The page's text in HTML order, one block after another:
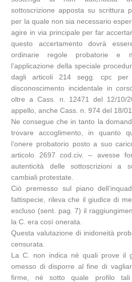
sottoscrizione apposta su scrittura
per la quale non sia necessario
agire in via principale per far
questo accertamento dovrà
ordinarie regole probatorie e
l’applicazione della speciale
dagli articoli 214 segg. cpc
disconoscimento incidentale in
oltre a Cass. n. 12471 del 12/10/
appello, anche Cass. n. 974 del 18/
Ne consegue che in tanto la
trovare accoglimento, in quanto
l’onere probatorio posto a suo
articolo 2697 cod.civ. – avesse
autenticità delle sottoscrizioni a
cambiali protestate.
Ciò premesso sul piano
fattispecie, rileva che il giudice di
escluso (sent. pag. 7) il
la C. era così onerata.
Questa valutazione di inidoneità
censurata.
La C. non indica né quali prove il
omesso di disporre al fine di
firme, né sotto quale profilo tali